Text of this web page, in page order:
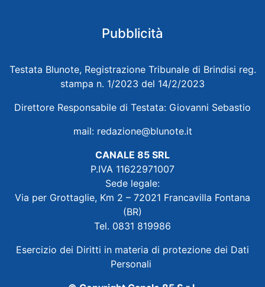
Pubblicità
Testata Blunote, Registrazione Tribunale di Brindisi reg.
stampa n. 1/2023 del 14/2/2023
Direttore Responsabile di Testata: Giovanni Sebastio
mail: redazione@blunote.it
CANALE 85 SRL
P.IVA 11622971007
Sede legale:
Via per Grottaglie, Km 2 – 72021 Francavilla Fontana
(BR)
Tel. 0831 819986
Esercizio dei Diritti in materia di protezione dei Dati
Personali